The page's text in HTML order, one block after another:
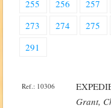
255
256 257
273
274 275
291
Ref.: 10306
Grant,